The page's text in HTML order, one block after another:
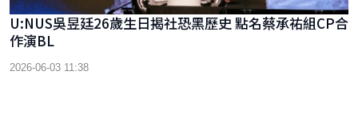
U:NUS吳昱廷26歲生日揭社恐黑歷史 點名蔡承祐組CP合
作演BL
2026-06-03 11:38